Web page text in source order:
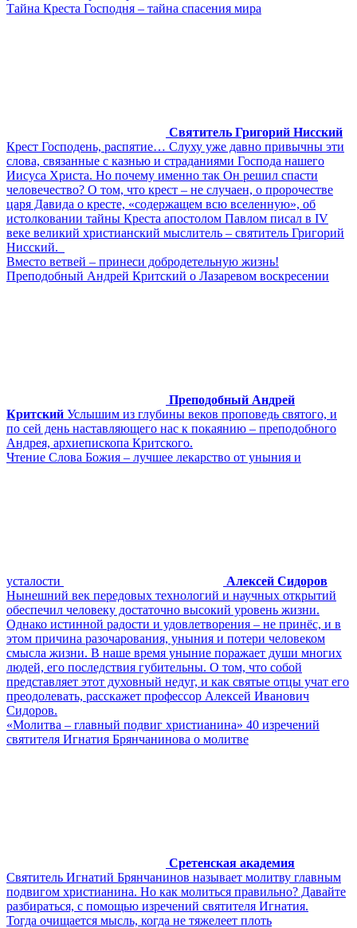
Тайна Креста Господня – тайна спасения мира
Святитель Григорий Нисский
Крест Господень, распятие… Слуху уже давно привычны эти
слова, связанные с казнью и страданиями Господа нашего
Иисуса Христа. Но почему именно так Он решил спасти
человечество? О том, что крест – не случаен, о пророчестве
царя Давида о кресте, «содержащем всю вселенную», об
истолковании тайны Креста апостолом Павлом писал в IV
веке великий христианский мыслитель – святитель Григорий
Нисский.
Вместо ветвей – принеси добродетельную жизнь!
Преподобный Андрей Критский о Лазаревом воскресении
Преподобный Андрей
Критский Услышим из глубины веков проповедь святого, и
по сей день наставляющего нас к покаянию – преподобного
Андрея, архиепископа Критского.
Чтение Слова Божия – лучшее лекарство от уныния и
усталости
Алексей Сидоров
Нынешний век передовых технологий и научных открытий
обеспечил человеку достаточно высокий уровень жизни.
Однако истинной радости и удовлетворения – не принёс, и в
этом причина разочарования, уныния и потери человеком
смысла жизни. В наше время уныние поражает души многих
людей, его последствия губительны. О том, что собой
представляет этот духовный недуг, и как святые отцы учат его
преодолевать, расскажет профессор Алексей Иванович
Сидоров.
«Молитва – главный подвиг христианина» 40 изречений
святителя Игнатия Брянчанинова о молитве
Сретенская академия
Святитель Игнатий Брянчанинов называет молитву главным
подвигом христианина. Но как молиться правильно? Давайте
разбираться, с помощью изречений святителя Игнатия.
Тогда очищается мысль, когда не тяжелеет плоть